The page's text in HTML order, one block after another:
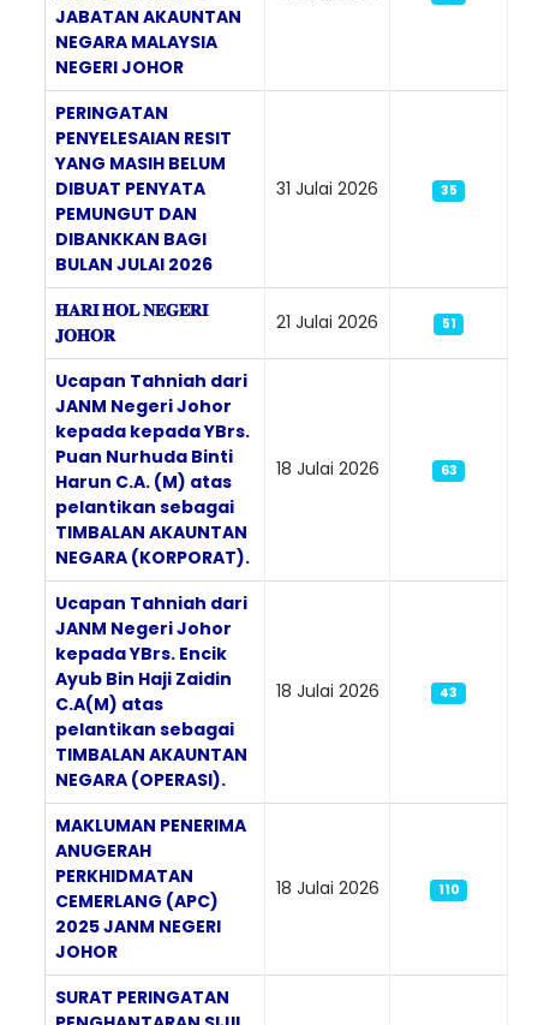
JABATAN AKAUNTAN
NEGARA MALAYSIA
NEGERI JOHOR
PERINGATAN
PENYELESAIAN RESIT
YANG MASIH BELUM
DIBUAT PENYATA
PEMUNGUT DAN
DIBANKKAN BAGI
BULAN JULAI 2026
31 Julai 2026 35
𝐇𝐀𝐑𝐈 𝐇𝐎𝐋 𝐍𝐄𝐆𝐄𝐑𝐈
𝐉𝐎𝐇𝐎𝐑
21 Julai 2026 51
Ucapan Tahniah dari
JANM Negeri Johor
kepada kepada YBrs.
Puan Nurhuda Binti
Harun C.A. (M) atas
pelantikan sebagai
TIMBALAN AKAUNTAN
NEGARA (KORPORAT).
18 Julai 2026 63
Ucapan Tahniah dari
JANM Negeri Johor
kepada YBrs. Encik
Ayub Bin Haji Zaidin
C.A(M) atas
pelantikan sebagai
TIMBALAN AKAUNTAN
NEGARA (OPERASI).
18 Julai 2026 43
MAKLUMAN PENERIMA
ANUGERAH
PERKHIDMATAN
CEMERLANG (APC)
2025 JANM NEGERI
JOHOR
18 Julai 2026 110
SURAT PERINGATAN